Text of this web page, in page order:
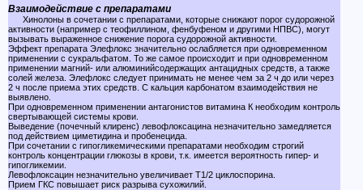
Взаимодействие с препаратами
Хинолоны в сочетании с препаратами, которые снижают порог судорожной
активности (например с теофиллином, фенбуфеном и другими НПВС), могут
вызывать выраженное снижение порога судорожной активности.
Эффект препарата Элефлокс значительно ослабляется при одновременном
применении с сукральфатом. То же самое происходит и при одновременном
применении магний- или алюминийсодержащих антацидных средств, а также
солей железа. Элефлокс следует принимать не менее чем за 2 ч до или через
2 ч после приема этих средств. С кальция карбонатом взаимодействия не
выявлено.
При одновременном применении антагонистов витамина К необходим контроль
свертывающей системы крови.
Выведение (почечный клиренс) левофлоксацина незначительно замедляется
под действием циметидина и пробенецида.
При сочетании с гипогликемическими препаратами необходим строгий
контроль концентрации глюкозы в крови, т.к. имеется вероятность гипер- и
гипогликемии.
Левофлоксацин незначительно увеличивает T1/2 циклоспорина.
Прием ГКС повышает риск разрыва сухожилий.